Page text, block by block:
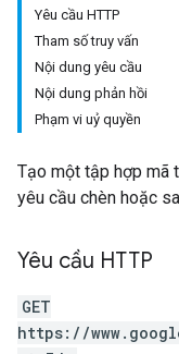
Yêu cầu HTTP
Tham số truy vấn
Nội dung yêu cầu
Nội dung phản hồi
Phạm vi uỷ quyền
Tạo một tập hợp mã
yêu cầu chèn hoặc
Yêu cầu HTTP
GET
https://